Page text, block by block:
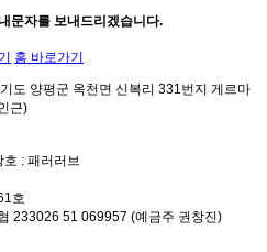
문자를 보내드리겠습니다.
홈 바로가기
도 양평군 옥천면 신복리 331번지 게르마
근)
호 : 패러러브
호
233026 51 069957 (예금주 권창진)